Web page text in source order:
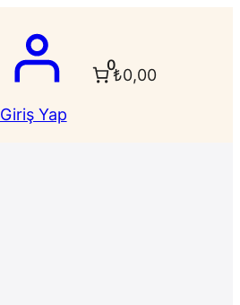
Giriş Yap
0
₺0,00